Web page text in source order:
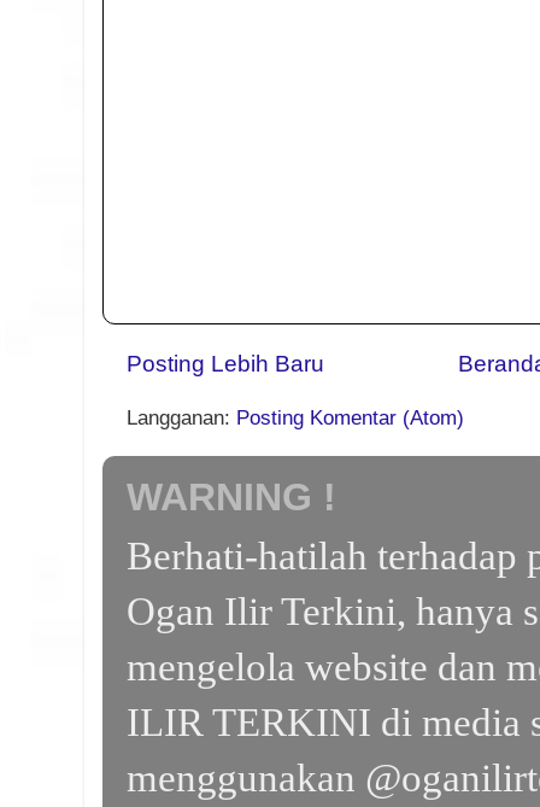
Posting Lebih Baru
Langganan: Posting Komentar (Atom)
WARNING !
Berhati-hatilah terhadap
Ogan Ilir Terkini, hanya
mengelola website dan
ILIR TERKINI di media
menggunakan